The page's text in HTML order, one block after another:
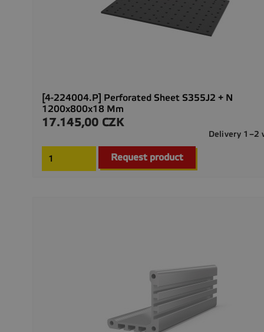
[4-224004.P] Perforated Sheet S355J2 + N
1200x800x18 Mm
Precio
17.145,00 CZK
Delivery 1–2
Request product